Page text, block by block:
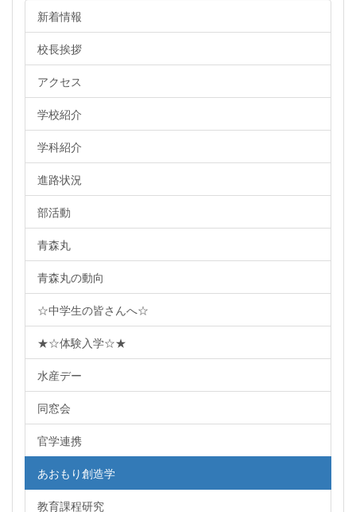
新着情報
校長挨拶
アクセス
学校紹介
学科紹介
進路状況
部活動
青森丸
青森丸の動向
☆中学生の皆さんへ☆
★☆体験入学☆★
水産デー
同窓会
官学連携
あおもり創造学
教育課程研究